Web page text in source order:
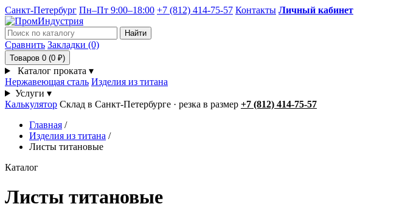
Санкт-Петербург Пн–Пт 9:00–18:00 +7 (812) 414-75-57 Контакты Личный кабинет
Найти
Сравнить Закладки (0)
Товаров 0 (0 ₽)
Каталог проката ▾
Нержавеющая сталь Изделия из титана
Услуги ▾
Калькулятор Склад в Санкт-Петербурге · резка в размер +7 (812) 414-75-57
Главная /
Изделия из титана /
Листы титановые
Каталог
Листы титановые